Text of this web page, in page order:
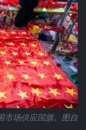
市场供应国旗。图自